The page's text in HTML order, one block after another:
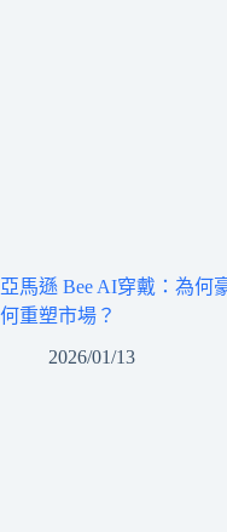
亞馬遜 Bee AI穿戴：為何
何重塑市場？
2026/01/13